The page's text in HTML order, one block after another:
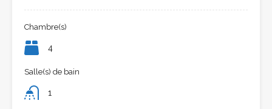
Chambre(s)
4
Salle(s) de bain
1